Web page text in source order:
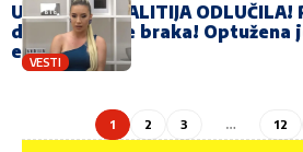
VESTI
UČESNICA RIJALITIJA
dvije nedjelje braka! Optužena
eura!
1 2 3 … 12